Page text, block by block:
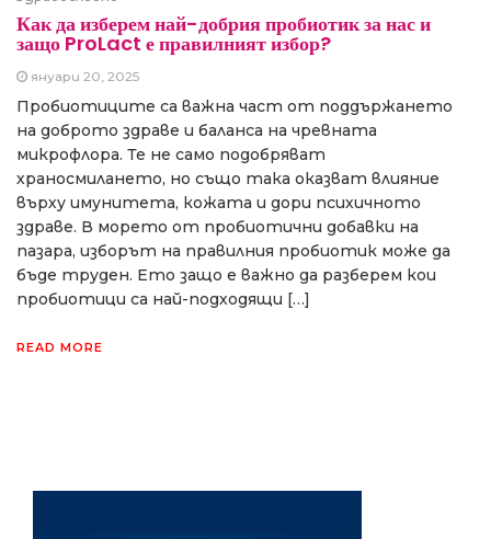
Как да изберем най-добрия пробиотик за нас и
защо ProLact е правилният избор?
януари 20, 2025
Пробиотиците са важна част от поддържането
на доброто здраве и баланса на чревната
микрофлора. Те не само подобряват
храносмилането, но също така оказват влияние
върху имунитета, кожата и дори психичното
здраве. В морето от пробиотични добавки на
пазара, изборът на правилния пробиотик може да
бъде труден. Ето защо е важно да разберем кои
пробиотици са най-подходящи […]
READ MORE